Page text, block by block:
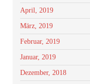
April, 2019
März, 2019
Februar, 2019
Januar, 2019
Dezember, 2018